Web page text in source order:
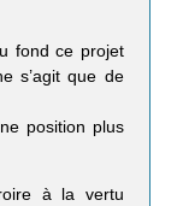
fond ce projet
s’agit que de
position plus
à la vertu